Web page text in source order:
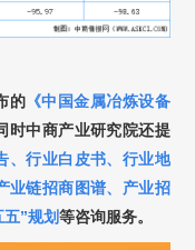
的 《中国金属冶炼设备
时中商产业研究院还提
、行业白皮书、 行业地
业链招商图谱、 产业招
五”规划等咨询服务。